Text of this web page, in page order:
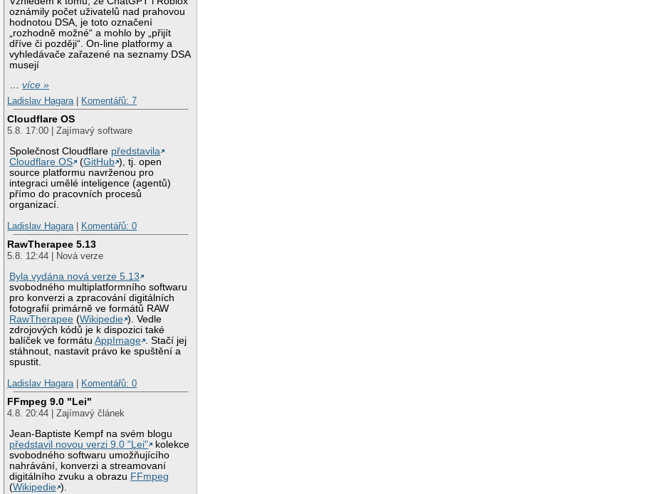
oznámily počet uživatelů nad prahovou
hodnotou DSA, je toto označení
„rozhodně možné“ a mohlo by „přijít
dříve či později“. On-line platformy a
vyhledávače zařazené na seznamy DSA
musejí
…více »
Ladislav Hagara
Komentářů: 7
Cloudflare OS
5.8. 17:00 | Zajímavý software
Společnost Cloudflare představila
Cloudflare OS
(GitHub ), tj. open
source platformu navrženou pro
integraci umělé inteligence (agentů)
přímo do pracovních procesů
organizací.
Ladislav Hagara
Komentářů: 0
RawTherapee 5.13
5.8. 12:44 | Nová verze
Byla vydána nová verze 5.13
svobodného multiplatformního softwaru
pro konverzi a zpracování digitálních
fotografií primárně ve formátů RAW
RawTherapee (Wikipedie ). Vedle
zdrojových kódů je k dispozici také
balíček ve formátuAppImage . Stačí jej
stáhnout, nastavit právo ke spuštění a
spustit.
Ladislav Hagara
Komentářů: 0
FFmpeg 9.0 "Lei"
4.8. 20:44 | Zajímavý článek
Jean-Baptiste Kempf na svém blogu
představil novou verzi 9.0 "Lei"
kolekce
svobodného softwaru umožňujícího
nahrávání, konverzi a streamovaní
digitálního zvuku a obrazu FFmpeg
(Wikipedie ).